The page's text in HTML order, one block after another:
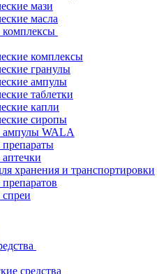
мази
масла
комплексы
комплексы
гранулы
ампулы
таблетки
капли
сиропы
ампулы WALA
препараты
хранения и транспортировки
спреи
средства